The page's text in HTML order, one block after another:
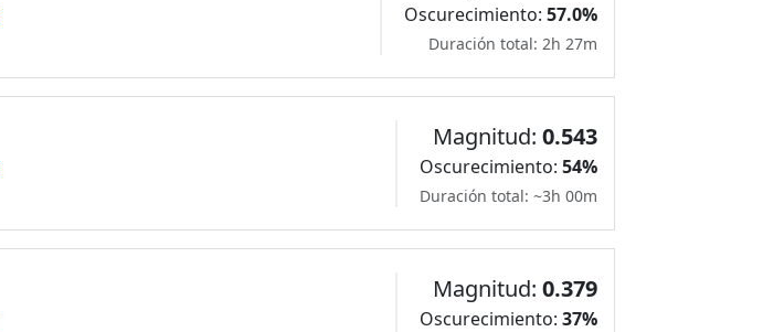
Oscurecimiento: 57.0%
Duración total: 2h 27m
Magnitud: 0.543
Oscurecimiento: 54%
Duración total: ~3h 00m
Magnitud: 0.379
Oscurecimiento: 37%